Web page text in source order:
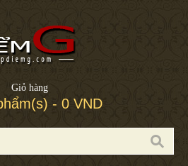
Giỏ hàng
- 0 VND